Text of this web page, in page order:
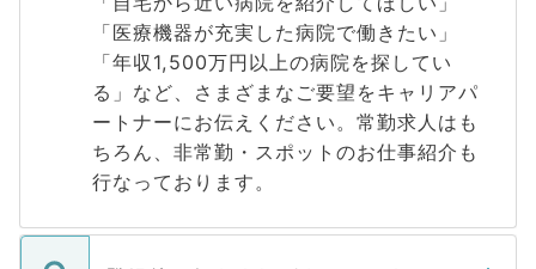
「医療機器が充実した病院で働きたい」
「年収1,500万円以上の病院を探してい
る」など、さまざまなご要望をキャリアパ
ートナーにお伝えください。常勤求人はも
ちろん、非常勤・スポットのお仕事紹介も
行なっております。